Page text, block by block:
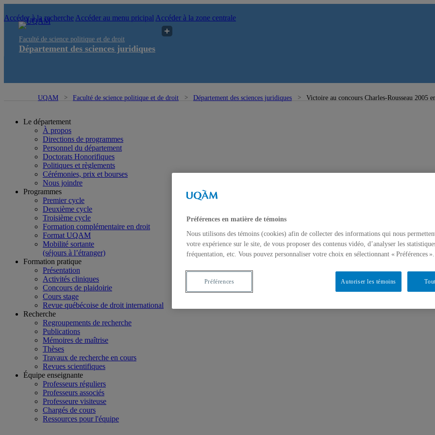
Accéder à la recherche Accéder au menu pricipal Accéder à la zone centrale
Faculté de science politique et de droit
Département des sciences juridiques
UQAM Faculté de science politique et de droit Département des sciences juridiques Victoire au concours Charles-Rousseau 2005
Le département
À propos
Directions de programmes
Personnel du département
Doctorats Honorifiques
Politiques et règlements
Cérémonies, prix et bourses
Nous joindre
Programmes
Premier cycle
Deuxième cycle
Troisième cycle
Formation complémentaire en droit
Format UQAM
Mobilité sortante
(séjours à l’étranger)
Formation pratique
Présentation
Activités cliniques
Concours de plaidoirie
Cours stage
Revue québécoise de droit international
Recherche
Regroupements de recherche
Publications
Mémoires de maîtrise
Thèses
Travaux de recherche en cours
Revues scientifiques
Équipe enseignante
Professeurs réguliers
Professeurs associés
Professeure visiteuse
Chargés de cours
Ressources pour l'équipe
Préférences en matière de témoins
Nous utilisons des témoins (cookies) afin de collecter des informations qui nous
votre expérience sur le site, de vous proposer des contenus vidéo, d’analyser les
fréquentation, etc. Vous pouvez personnaliser votre choix en sélectionnant « Préférences ».
Autoriser les témoins
Préférences